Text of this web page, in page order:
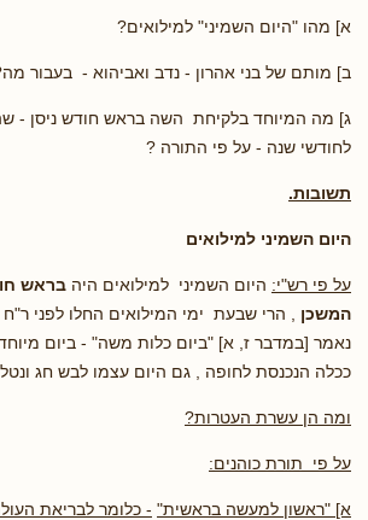
א] מהו "היום השמיני" למילואים?
ב] מותם של בני אהרון - נדב ואביהוא - בעבור
ג] מה המיוחד בלקיחת השה בראש חודש ניסן -
לחודשי שנה - על פי התורה ?
תשובות.
היום השמיני למילואים
על פי רש"י: היום השמיני למילואים היה בראש
המשכן , הרי שבעת ימי המילואים החלו לפני ר"ח
נאמר [במדבר ז, א] "ביום כלות משה" - ביום
ככלה הנכנסת לחופה , גם היום עצמו לבש חג
ומה הן עשרת העטרות?
על פי תורת כוהנים:
א] "ראשון למעשה בראשית" - כלומר לבריאת